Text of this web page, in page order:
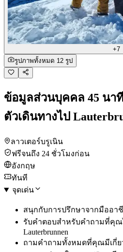
+7
รูปภาพทั้งหมด 12 รูป
ข้อมูลส่วนบุคคล 45 นา
ตัวเดินทางไป
ลาวเตอร์บรูเนิน
ฟรีจนถึง 24 ชั่วโมงก่อน
อังกฤษ
ทันที
จุดเด่น
สนุกกับการปรึกษาจากมืออา
รับคำตอบสำหรับคำถามที่คุณ
Lauterbrunnen
ถามคำถามทั้งหมดที่คุณมีเกี่ย